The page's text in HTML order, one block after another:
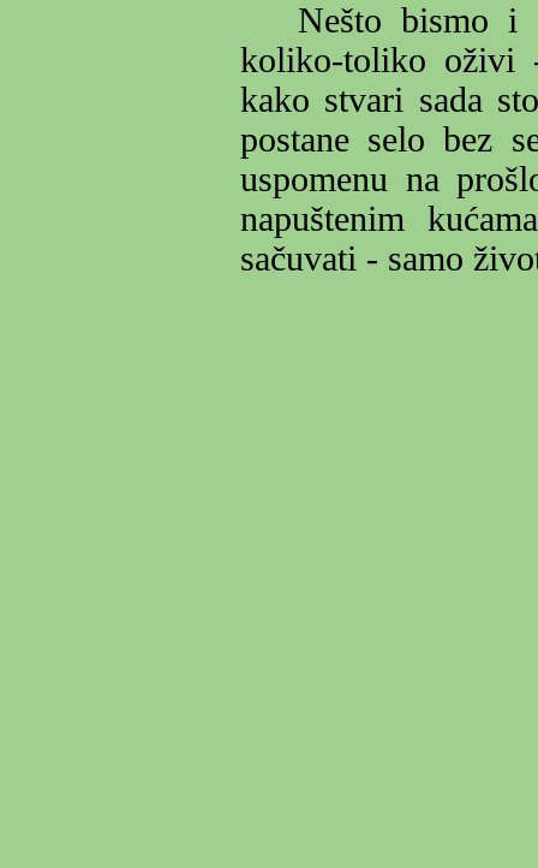
Nešto bismo i
koliko-toliko oživi
kako stvari sada
postane selo bez
uspomenu na
napuštenim
sačuvati - samo